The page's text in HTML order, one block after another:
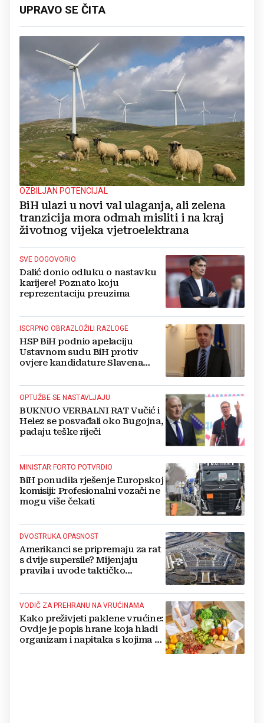
UPRAVO SE ČITA
OZBILJAN POTENCIJAL
BiH ulazi u novi val ulaganja, ali zelena
tranzicija mora odmah misliti i na kraj
životnog vijeka vjetroelektrana
SVE DOGOVORIO
Dalić donio odluku o nastavku
karijere! Poznato koju
reprezentaciju preuzima
ISCRPNO OBRAZLOŽILI RAZLOGE
HSP BiH podnio apelaciju
Ustavnom sudu BiH protiv
ovjere kandidature Slavena
OPTUŽBE SE NASTAVLJAJU
BUKNUO VERBALNI RAT Vučić i
Helez se posvađali oko Bugojna,
padaju teške riječi
MINISTAR FORTO POTVRDIO
BiH ponudila rješenje Europskoj
komisiji: Profesionalni vozači ne
mogu više čekati
DVOSTRUKA OPASNOST
Amerikanci se pripremaju za rat
s dvije supersile? Mijenjaju
pravila i uvode taktičko
VODIČ ZA PREHRANU NA VRUĆINAMA
Kako preživjeti paklene vrućine:
Ovdje je popis hrane koja hladi
organizam i napitaka s kojima si